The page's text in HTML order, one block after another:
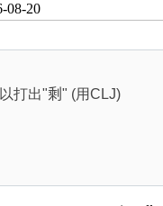
08-20
打出"剩 " (用CLJ)